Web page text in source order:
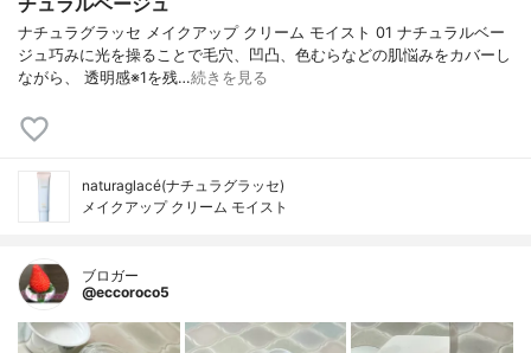
ナチュラグラッセ メイクアップ クリーム モイスト 01 ナチュラルベー
ジュ巧みに光を操ることで毛穴、凹凸、色むらなどの肌悩みをカバーし
ながら、 透明感※1を残…続きを見る
naturaglacé(ナチュラグラッセ)
メイクアップ クリーム モイスト
ブロガー
@eccoroco5